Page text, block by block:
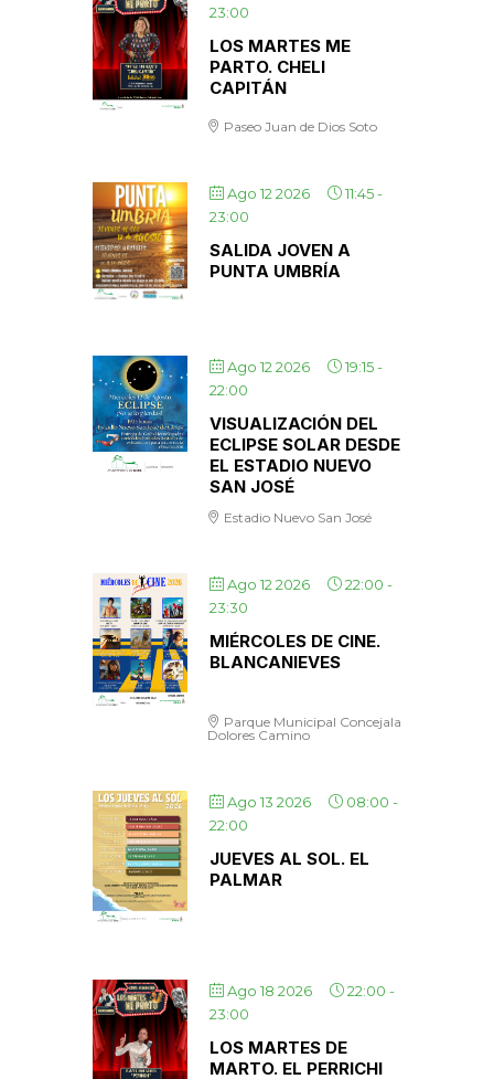
23:00
LOS MARTES ME
PARTO. CHELI
CAPITÁN
Paseo Juan de Dios Soto
Ago 12 2026 11:45-
23:00
SALIDA JOVEN A
PUNTA UMBRÍA
Ago 12 2026 19:15-
22:00
VISUALIZACIÓN DEL
ECLIPSE SOLAR DESDE
EL ESTADIO NUEVO
SAN JOSÉ
Estadio Nuevo San José
Ago 12 2026 22:00 -
23:30
MIÉRCOLES DE CINE.
BLANCANIEVES
Parque Municipal Concejala
Dolores Camino
Ago 13 2026 08:00 -
22:00
JUEVES AL SOL. EL
PALMAR
Ago 18 2026 22:00 -
23:00
LOS MARTES DE
MARTO. EL PERRICHI